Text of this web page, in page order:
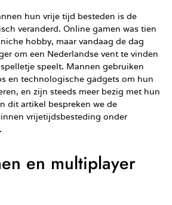
hun vrije tijd besteden is de
veranderd. Online gamen was tien
hobby, maar vandaag de dag
om een Nederlandse vent te vinden
speelt. Mannen gebruiken
en technologische gadgets om hun
en zijn steeds meer bezig met hun
dit artikel bespreken we de
vrijetijdsbesteding onder
en multiplayer